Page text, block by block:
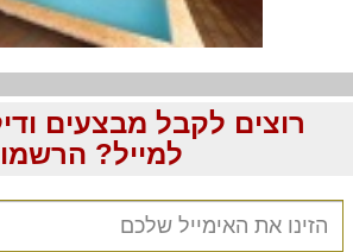
רוצים לקבל מבצעים
למייל?